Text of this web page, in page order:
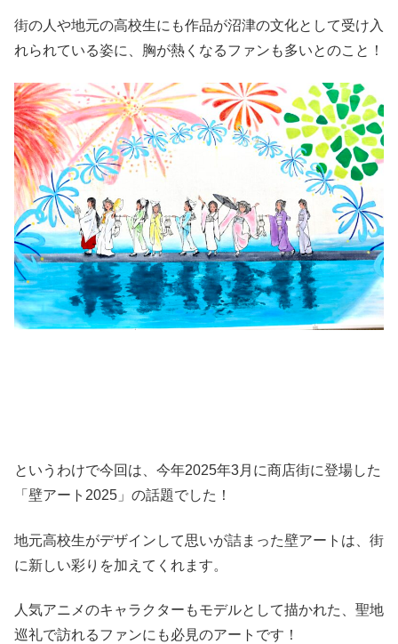
街の人や地元の高校生にも作品が沼津の文化として受け入
れられている姿に、胸が熱くなるファンも多いとのこと！
というわけで今回は、今年2025年3月に商店街に登場した
「壁アート2025」の話題でした！
地元高校生がデザインして思いが詰まった壁アートは、街
に新しい彩りを加えてくれます。
人気アニメのキャラクターもモデルとして描かれた、聖地
巡礼で訪れるファンにも必見のアートです！